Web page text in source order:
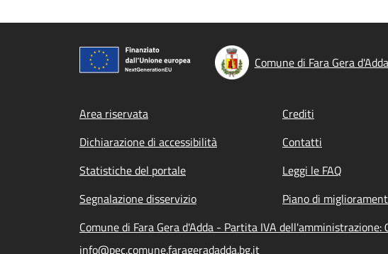
Comune di Fara Gera d'Adda
Footer menu
Area riservata Crediti
Dichiarazione di accessibilità
Contatti
Statistiche del portale
Leggi le FAQ
Segnalazione disservizio
Piano di
Comune di Fara Gera d'Adda - Partita IVA
info@pec.comune.farageradadda.bg.it